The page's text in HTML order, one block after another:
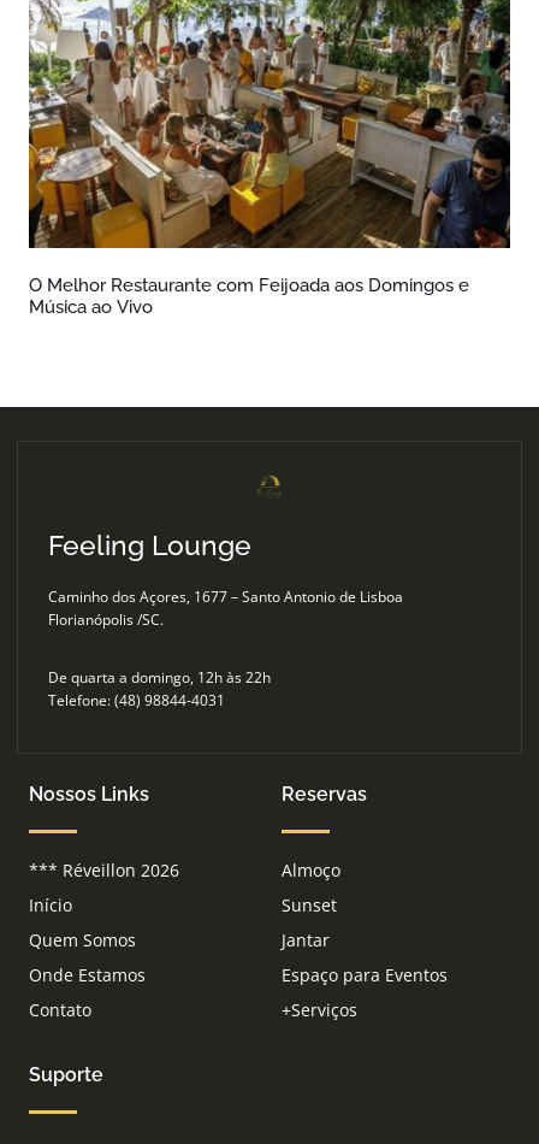
O Melhor Restaurante com Feijoada aos Domingos e
Música ao Vivo
Feeling Lounge
Caminho dos Açores, 1677 – Santo Antonio de Lisboa
Florianópolis /SC.
De quarta a domingo, 12h às 22h
Telefone: (48) 98844-4031
Nossos Links
*** Réveillon 2026
Início
Quem Somos
Onde Estamos
Contato
Reservas
Almoço
Sunset
Jantar
Espaço para Eventos
+Serviços
Suporte